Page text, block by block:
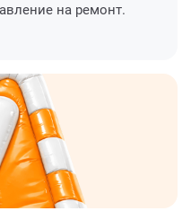
на ремонт.